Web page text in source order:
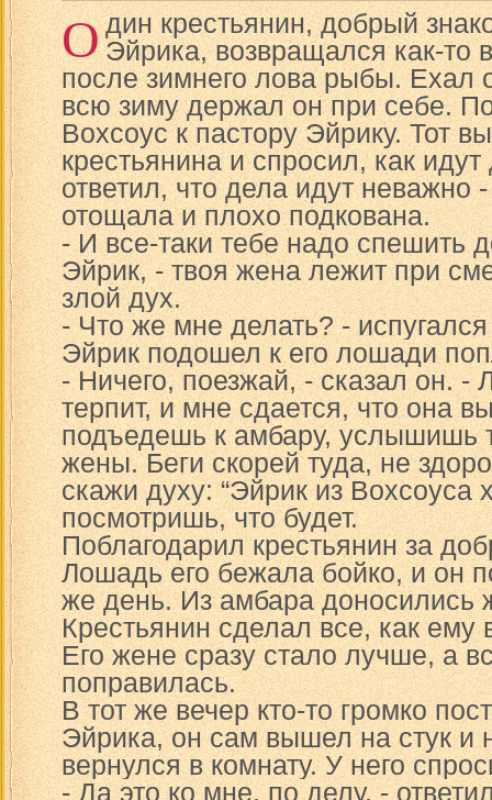
Один крестьянин, добрый
Эйрика, возвращался как-то
после зимнего лова рыбы. Ехал
всю зиму держал он при себе.
Вохсоус к пастору Эйрику. Тот
крестьянина и спросил, как
ответил, что дела идут неважно
отощала и плохо подкована.
- И все-таки тебе надо спешить
Эйрик, - твоя жена лежит при
злой дух.
- Что же мне делать? -
Эйрик подошел к его лошади
- Ничего, поезжай, - сказал он. -
терпит, и мне сдается, что она
подъедешь к амбару, услышишь
жены. Беги скорей туда, не
скажи духу: “Эйрик из Вохсоуса
посмотришь, что будет.
Поблагодарил крестьянин за
Лошадь его бежала бойко, и он
же день. Из амбара доносились
Крестьянин сделал все, как ему
Его жене сразу стало лучше, а
поправилась.
В тот же вечер кто-то громко
Эйрика, он сам вышел на стук и
вернулся в комнату. У него
- Да это ко мне, по делу, -